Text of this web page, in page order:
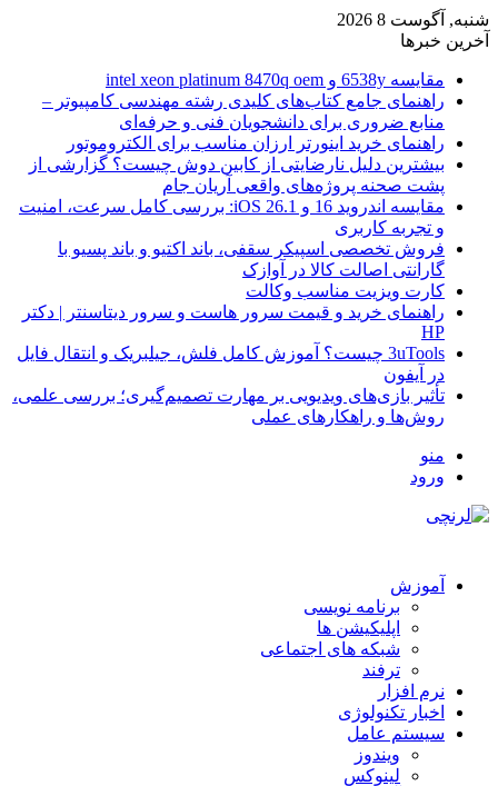
شنبه, آگوست 8 2026
آخرین خبرها
مقایسه 6538y و intel xeon platinum 8470q oem
راهنمای جامع کتاب‌های کلیدی رشته مهندسی کامپیوتر –
منابع ضروری برای دانشجویان فنی و حرفه‌ای
راهنمای خرید اینورتر ارزان مناسب برای الکتروموتور
بیشترین دلیل نارضایتی از کابین دوش چیست؟ گزارشی از
پشت صحنه پروژه‌های واقعی آریان جام
مقایسه اندروید 16 و iOS 26.1: بررسی کامل سرعت، امنیت
و تجربه کاربری
فروش تخصصی اسپیکر سقفی، باند اکتیو و باند پسیو با
گارانتی اصالت کالا در آوازک
کارت ویزیت مناسب وکالت
راهنمای خرید و قیمت سرور هاست و سرور دیتاسنتر | دکتر
HP
3uTools چیست؟ آموزش کامل فلش، جیلبریک و انتقال فایل
در آیفون
تأثیر بازی‌های ویدیویی بر مهارت تصمیم‌گیری؛ بررسی علمی،
روش‌ها و راهکارهای عملی
منو
ورود
آموزش
برنامه نویسی
اپلیکیشن ها
شبکه های اجتماعی
ترفند
نرم افزار
اخبار تکنولوژی
سیستم عامل
ویندوز
لینوکس